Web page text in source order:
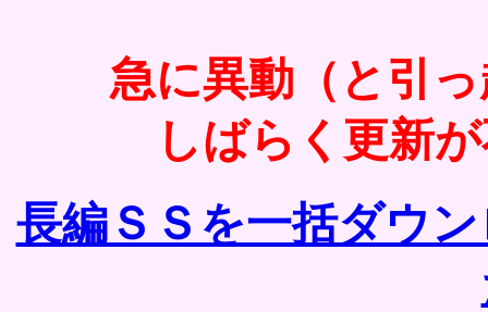
急に異動（と引
しばらく更新
長編ＳＳを一括ダウ